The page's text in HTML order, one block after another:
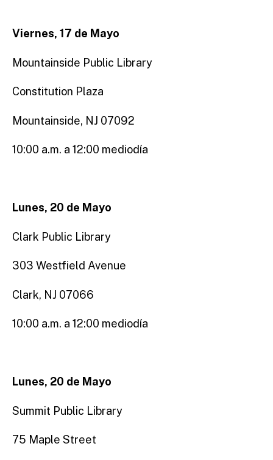
Viernes, 17 de Mayo
Mountainside Public Library
Constitution Plaza
Mountainside, NJ 07092
10:00 a.m. a 12:00 mediodía
Lunes, 20 de Mayo
Clark Public Library
303 Westfield Avenue
Clark, NJ 07066
10:00 a.m. a 12:00 mediodía
Lunes, 20 de Mayo
Summit Public Library
75 Maple Street